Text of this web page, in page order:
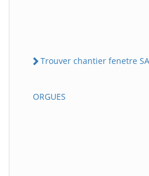
Trouver chantier fenetre
ORGUES